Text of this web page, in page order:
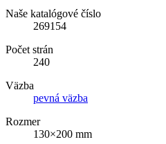
Naše katalógové číslo
269154
Počet strán
240
Väzba
pevná väzba
Rozmer
130×200 mm